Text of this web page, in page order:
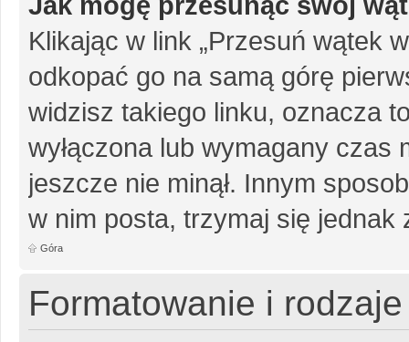
Klikając w link „Przesuń wątek
odkopać go na samą górę
widzisz takiego linku, oznacza
wyłączona lub wymagany
jeszcze nie minął. Innym
w nim posta, trzymaj się jednak
Góra
Formatowanie i